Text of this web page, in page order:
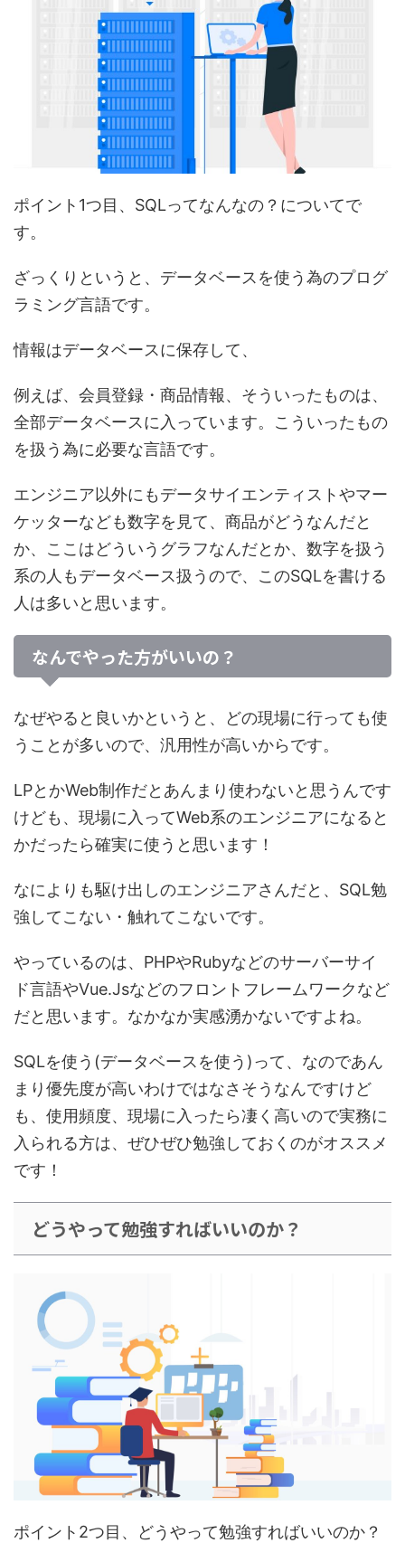
ポイント1つ目、SQLってなんなの？についてで
す。
ざっくりというと、 データベースを使う為のプログ
ラミング言語です。
情報はデータベースに保存して、
例えば、会員登録・商品情報、そういったものは、
全部データベースに入っています。こういったもの
を扱う為に必要な言語です。
エンジニア以外にもデータサイエンティストやマー
ケッターなども数字を見て、商品がどうなんだと
か、ここはどういうグラフなんだとか、 数字を扱う
系の人もデータベース扱うので、このSQLを書ける
人は多いと思います。
なんでやった方がいいの？
なぜやると良いかというと、
どの現場に行っても使
うことが多いので、汎用性が高いからです。
LPとかWeb制作だとあんまり使わないと思うんです
けども、 現場に入ってWeb系のエンジニアになると
かだったら確実に使う と思います！
なによりも駆け出しのエンジニアさんだと、SQL勉
強してこない・触れてこないです。
やっているのは、PHPやRubyなどのサーバーサイ
ド言語やVue.Jsなどのフロントフレームワークなど
だと思います。なかなか実感湧かないですよね。
SQLを使う(データベースを使う)って、なのであん
まり優先度が高いわけではなさそうなんですけど
も、 使用頻度、現場に入ったら凄く高いので実務に
入られる方は、ぜひぜひ勉強しておくのがオススメ
です！
どうやって勉強すればいいのか？
ポイント2つ目、どうやって勉強すればいいのか？